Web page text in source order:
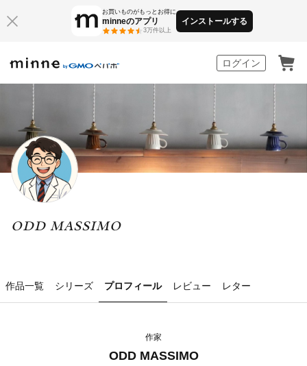
お買いものがもっとお得に
minneのアプリ
3万件以上
インストールする
ログイン
ODD MASSIMO
作品一覧 シリーズ プロフィール レビュー レター
作家
ODD MASSIMO